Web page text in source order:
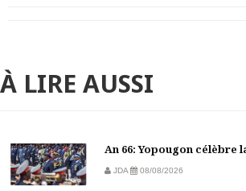
À LIRE AUSSI
An 66: Yopougon célèbre
JDA 08/08/2026